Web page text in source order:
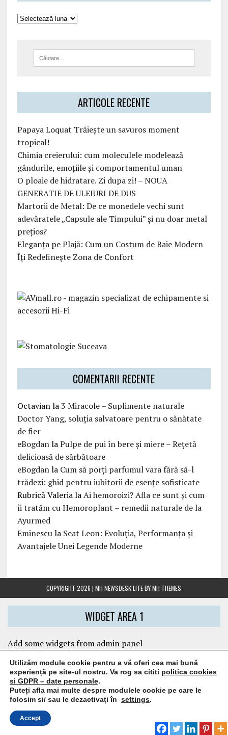
ARTICOLE RECENTE
Papaya Loquat Trăiește un savuros moment
tropical!
Chimia creierului: cum moleculele modelează
gândurile, emoțiile și comportamentul uman
O ploaie de hidratare. Zi dupa zi! – NOUA
GENERATIE DE ULEIURI DE DUS
Martorii de Metal: De ce monedele vechi sunt
adevăratele „Capsule ale Timpului” și nu doar metal
prețios?
Eleganța pe Plajă: Cum un Costum de Baie Modern
Îți Redefinește Zona de Confort
COMENTARII RECENTE
Octavianla3 Miracole – Suplimente naturale
Doctor Yang, soluția salvatoare pentru o sănătate
de fier
eBogdanlaPulpe de pui în bere și miere – Rețetă
delicioasă de sărbătoare
eBogdanla Cum să porți parfumul vara fără să-l
trădezi: ghid pentru iubitorii de esențe sofisticate
Rubrică ValerialaAi hemoroizi? Afla ce sunt și cum
îi tratăm cu Hemoroplant – remedii naturale de la
Ayurmed
Eminescula Seat Leon: Evoluția, Performanța și
Avantajele Unei Legende Moderne
COPYRIGHT 2026 | MH NEWSDESK LITE BYMH THEMES
Utilizăm module cookie pentru a vă oferi cea mai bună
experiență pe site-ul nostru. Va rog sa cititi politica cookies
si GDPR – date personale.
Puteți afla mai multe despre modulele cookie pe care le
folosim si/ sau le dezactivați în settings.
Accept
WIDGET AREA 1
Add some widgets from admin panel
LINKS
IoanaRadu.com
caietul-cristinei.ro
pediverse.ro